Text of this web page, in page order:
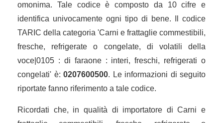
omonima. Tale codice è composto da 10 cifre e
identifica univocamente ogni tipo di bene. Il codice
TARIC della categoria 'Carni e frattaglie commestibili,
fresche, refrigerate o congelate, di volatili della
voce|0105 : di faraone : interi, freschi, refrigerati o
congelati' è: 0207600500. Le informazioni di seguito
riportate fanno riferimento a tale codice.
Ricordati che, in qualità di importatore di Carni e